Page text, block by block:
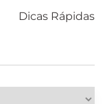
Dicas Rápidas
diários
cabelos